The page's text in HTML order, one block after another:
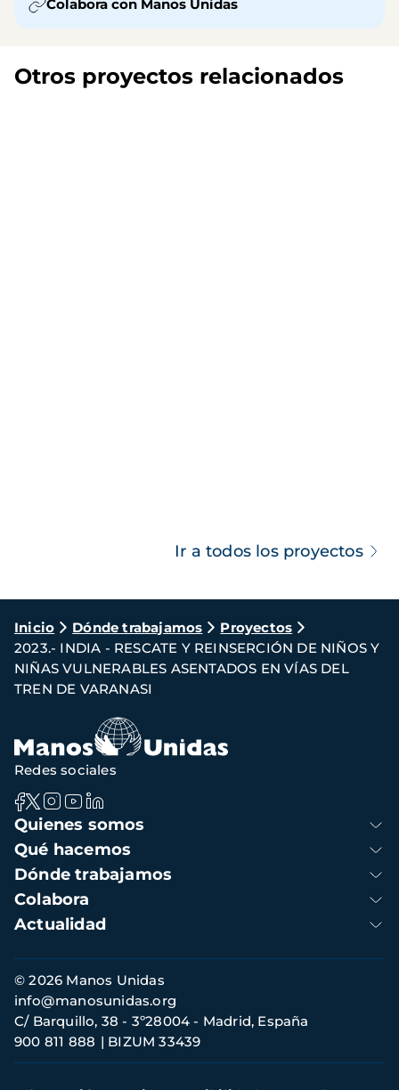
Colabora con Manos Unidas
Otros proyectos relacionados
Ir a todos los proyectos
Ruta
de
navegación
Inicio Dónde trabajamos
Proyectos
2023.- INDIA - RESCATE Y REINSERCIÓN DE NIÑOS Y
NIÑAS VULNERABLES ASENTADOS EN VÍAS DEL
TREN DE VARANASI
Navegación
principal
Quienes somos
Qué hacemos
Dónde trabajamos
Colabora
Actualidad
Redes sociales
Información
de
contacto
© 2026 Manos Unidas
C/ Barquillo, 38 - 3º28004 - Madrid, España
900 811 888
BIZUM 33439
info@manosunidas.org